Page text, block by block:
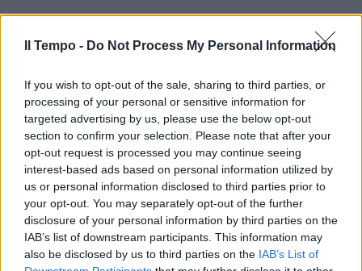
Il Tempo - Do Not Process My Personal Information
If you wish to opt-out of the sale, sharing to third parties, or
processing of your personal or sensitive information for
targeted advertising by us, please use the below opt-out
section to confirm your selection. Please note that after your
opt-out request is processed you may continue seeing
interest-based ads based on personal information utilized by
us or personal information disclosed to third parties prior to
your opt-out. You may separately opt-out of the further
disclosure of your personal information by third parties on the
IAB’s list of downstream participants. This information may
also be disclosed by us to third parties on the IAB’s List of